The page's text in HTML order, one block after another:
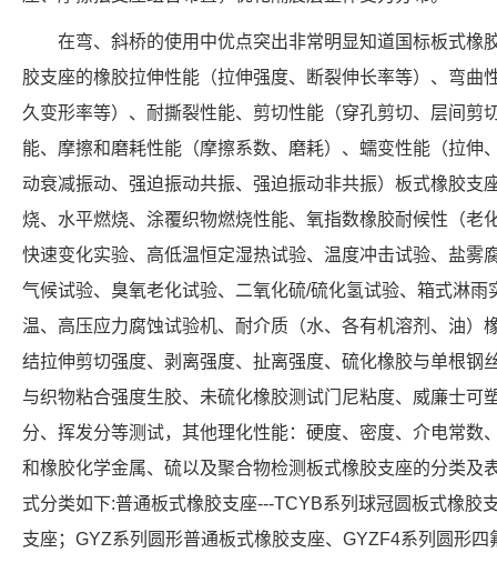
在弯、斜桥的使用中优点突出非常明显知道国标板式橡
胶支座的橡胶拉伸性能（拉伸强度、断裂伸长率等）、弯曲
久变形率等）、耐撕裂性能、剪切性能（穿孔剪切、层间剪
能、摩擦和磨耗性能（摩擦系数、磨耗）、蠕变性能（拉伸
动衰减振动、强迫振动共振、强迫振动非共振）板式橡胶支
烧、水平燃烧、涂覆织物燃烧性能、氧指数橡胶耐候性（老
快速变化实验、高低温恒定湿热试验、温度冲击试验、盐雾
气候试验、臭氧老化试验、二氧化硫/硫化氢试验、箱式淋
温、高压应力腐蚀试验机、耐介质（水、各有机溶剂、油）
结拉伸剪切强度、剥离强度、扯离强度、硫化橡胶与单根钢
与织物粘合强度生胶、未硫化橡胶测试门尼粘度、威廉士可
分、挥发分等测试，其他理化性能：硬度、密度、介电常数
和橡胶化学金属、硫以及聚合物检测板式橡胶支座的分类及
式分类如下:普通板式橡胶支座---TCYB系列球冠圆板式橡胶
支座；GYZ系列圆形普通板式橡胶支座、GYZF4系列圆形